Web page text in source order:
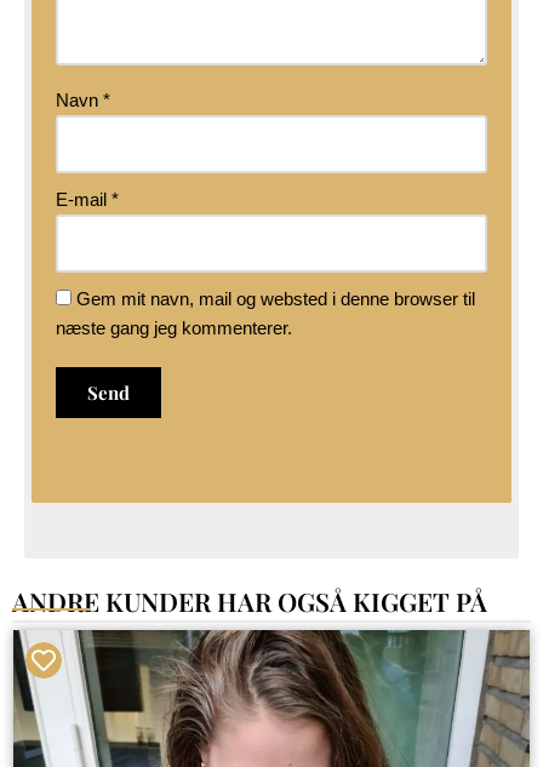
Navn *
E-mail *
Gem mit navn, mail og websted i denne browser til
næste gang jeg kommenterer.
ANDRE KUNDER HAR OGSÅ KIGGET PÅ